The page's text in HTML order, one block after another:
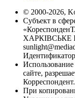
© 2000-2026,
Субъект в
ХАРКІВСЬКЕ
сайте,
При